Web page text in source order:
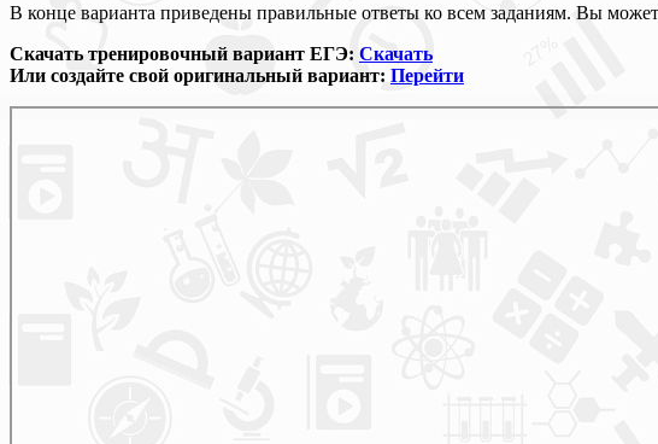
В конце варианта приведены правильные ответы ко всем заданиям. Вы
Скачать тренировочный вариант ЕГЭ: Скачать
Или создайте свой оригинальный вариант: Перейти